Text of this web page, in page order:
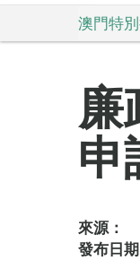
澳門特
廉
申
來源：
發布日期